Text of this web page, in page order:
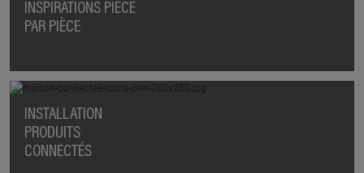
INSPIRATIONS PIÈCE
PAR PIÈCE
INSTALLATION
PRODUITS
CONNECTÉS